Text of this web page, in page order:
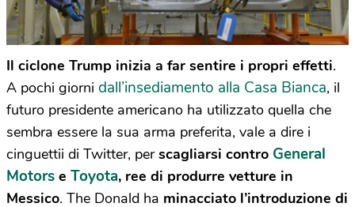
Il ciclone Trump inizia a far sentire i propri effetti.
A pochi giorni dall’insediamento alla Casa Bianca, il
futuro presidente americano ha utilizzato quella che
sembra essere la sua arma preferita, vale a dire i
cinguettii di Twitter, perscagliarsi contro General
Motors e Toyota, ree di produrre vetture in
Messico. The Donald ha minacciato l’introduzione di